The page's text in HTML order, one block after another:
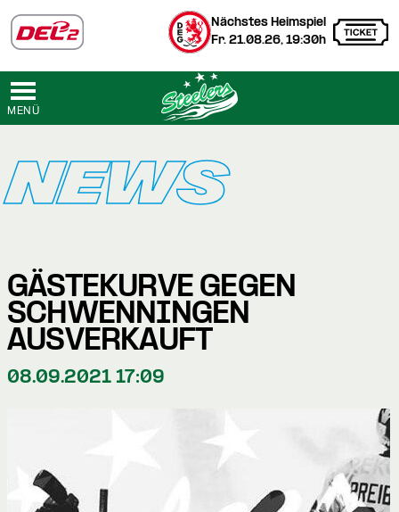
Nächstes Heimspiel
Fr. 21.08.26, 19:30h
MENÜ
NEWS
GÄSTEKURVE GEGEN
SCHWENNINGEN
AUSVERKAUFT
08.09.2021 17:09